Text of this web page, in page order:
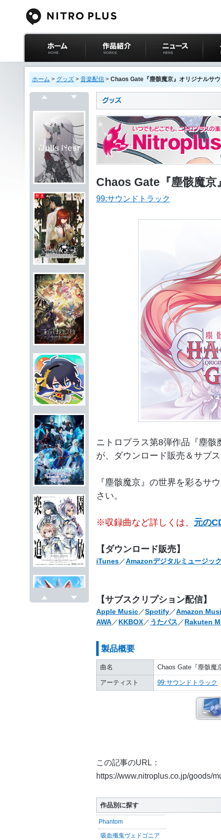
ニトロプラス公式
サイト ホーム
作品紹介 ニュース イベ
ホーム > グッズ > 音楽配信 > Chaos Gate『塵骸魔京』オリジナルサ
Chaos Gate『塵骸魔
99:サウンドトラック
ニトロプラス第8弾作品『塵
が、ダウンロード販売＆サブ
『塵骸魔京』の世界を彩るサ
さい。
※収録曲など詳しくは、 元の
【ダウンロード販売】
iTunes／Amazonデジタルミュージッ
【サブスクリプション配信】
Apple Music／Spotify／Amazon
AWA／KKBOX／ うたパス ／Rakuten
製品概要
曲名 Chaos Gate『塵骸魔
アーティスト 99:サウンドトラック
この記事のURL：
https://www.nitroplus.co.jp/goods/
作品別に探す
Phantom
吸血殲鬼ヴェドゴニア